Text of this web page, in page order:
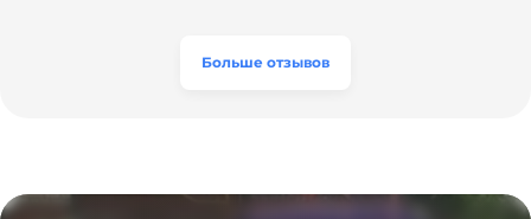
эту компанию всем, кто ищет надёжных
Больше отзывов